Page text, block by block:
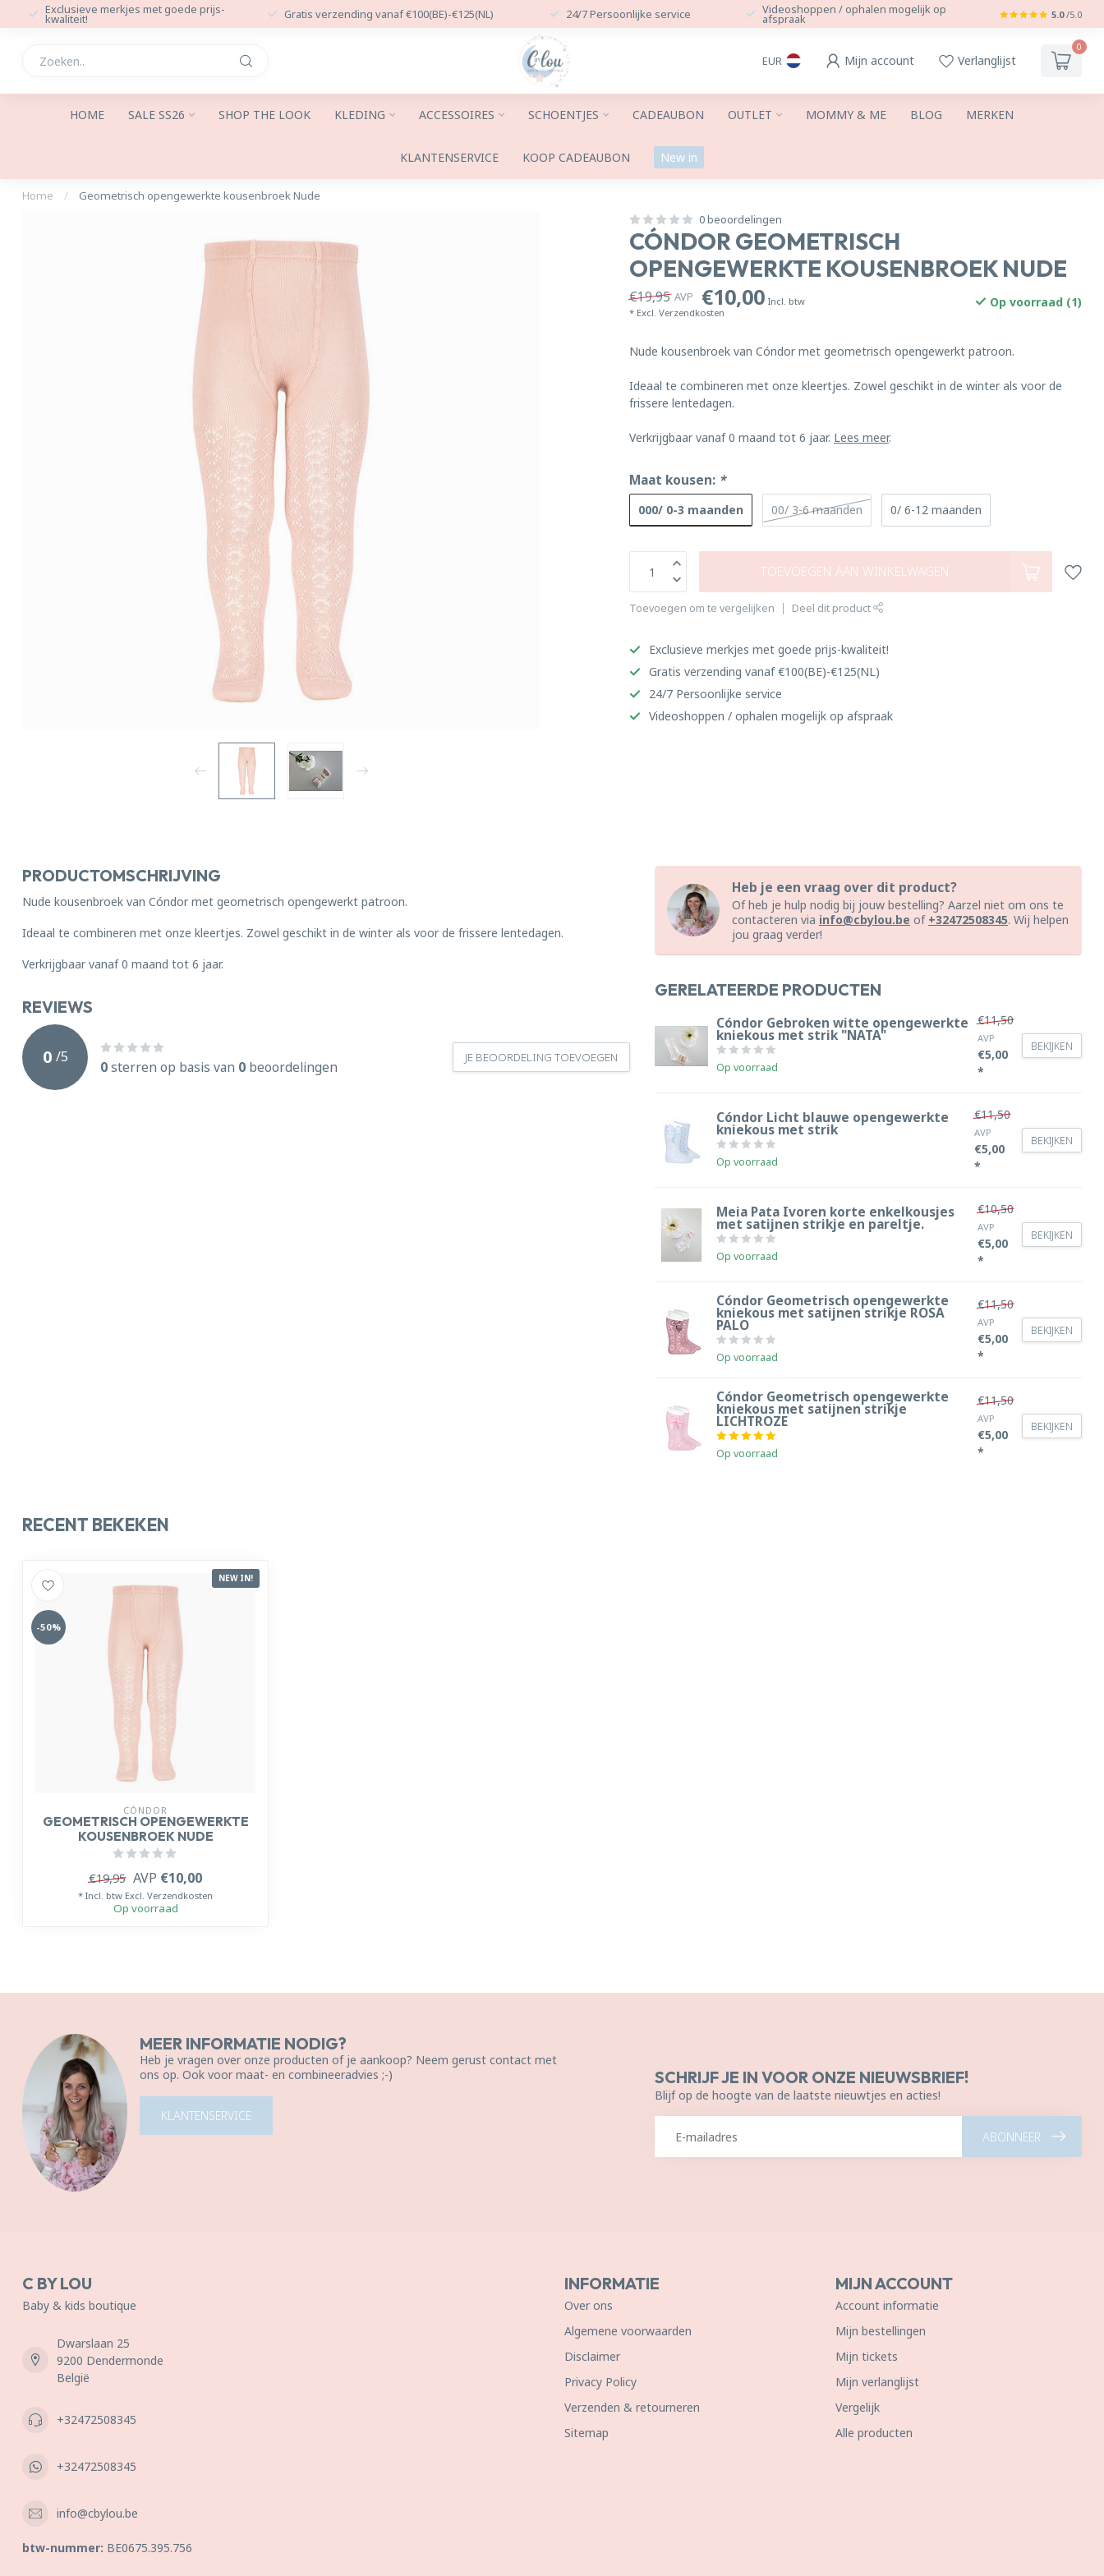
Exclusieve merkjes met goede prijs-
kwaliteit! Gratis verzending vanaf €100(BE)-€125(NL) 24/7 Persoonlijke service Videoshoppen / ophalen mogelijk op
afspraak 5.0 /5.0
EUR Mijn account Verlanglijst
0
HOME SALE SS26 SHOP THE LOOK KLEDING ACCESSOIRES SCHOENTJES CADEAUBON OUTLET MOMMY & ME BLOG MERKEN
KLANTENSERVICE KOOP CADEAUBON New in
Home / Geometrisch opengewerkte kousenbroek Nude
0 beoordelingen
CÓNDOR GEOMETRISCH
OPENGEWERKTE KOUSENBROEK NUDE
€19,95 AVP €10,00 Incl. btw
* Excl.Verzendkosten
Op voorraad (1)
Nude kousenbroek van Cóndor met geometrisch opengewerkt patroon.
Ideaal te combineren met onze kleertjes. Zowel geschikt in de winter als voor de
frissere lentedagen.
Verkrijgbaar vanaf 0 maand tot 6 jaar. Lees meer.
Maat kousen: *
000/ 0-3 maanden 00/ 3-6 maanden 0/ 6-12 maanden
TOEVOEGEN AAN WINKELWAGEN
Toevoegen om te vergelijken Deel dit product
Exclusieve merkjes met goede prijs-kwaliteit!
Gratis verzending vanaf €100(BE)-€125(NL)
24/7 Persoonlijke service
Videoshoppen / ophalen mogelijk op afspraak
PRODUCTOMSCHRIJVING
Nude kousenbroek van Cóndor met geometrisch opengewerkt patroon.
Ideaal te combineren met onze kleertjes. Zowel geschikt in de winter als voor de frissere lentedagen.
Verkrijgbaar vanaf 0 maand tot 6 jaar.
REVIEWS
0 /5
0sterren op basis van 0 beoordelingen
JE BEOORDELING TOEVOEGEN
Heb je een vraag over dit product?
Of heb je hulp nodig bij jouw bestelling? Aarzel niet om ons te
contacteren via info@cbylou.be of +32472508345. Wij helpen
jou graag verder!
GERELATEERDE PRODUCTEN
Cóndor Gebroken witte opengewerkte
kniekous met strik "NATA"
Op voorraad
€11,50
AVP
€5,00
*
BEKIJKEN
Cóndor Licht blauwe opengewerkte
kniekous met strik
Op voorraad
€11,50
AVP
€5,00
*
BEKIJKEN
Meia Pata Ivoren korte enkelkousjes
met satijnen strikje en pareltje.
Op voorraad
€10,50
AVP
€5,00
*
BEKIJKEN
Cóndor Geometrisch opengewerkte
kniekous met satijnen strikje ROSA
PALO
Op voorraad
€11,50
AVP
€5,00
*
BEKIJKEN
Cóndor Geometrisch opengewerkte
kniekous met satijnen strikje
LICHTROZE
Op voorraad
€11,50
AVP
€5,00
*
BEKIJKEN
RECENT BEKEKEN
NEW IN!
-50%
CÓNDOR
GEOMETRISCH OPENGEWERKTE
KOUSENBROEK NUDE
€19,95 AVP €10,00
* Incl. btw Excl. Verzendkosten
Op voorraad
MEER INFORMATIE NODIG?
Heb je vragen over onze producten of je aankoop? Neem gerust contact met
ons op. Ook voor maat- en combineeradvies ;-)
KLANTENSERVICE
SCHRIJF JE IN VOOR ONZE NIEUWSBRIEF!
Blijf op de hoogte van de laatste nieuwtjes en acties!
ABONNEER
C BY LOU
Baby & kids boutique
Dwarslaan 25
9200 Dendermonde
België
+32472508345
+32472508345
info@cbylou.be
btw-nummer: BE0675.395.756
INFORMATIE
Over ons
Algemene voorwaarden
Disclaimer
Privacy Policy
Verzenden & retourneren
Sitemap
MIJN ACCOUNT
Account informatie
Mijn bestellingen
Mijn tickets
Mijn verlanglijst
Vergelijk
Alle producten